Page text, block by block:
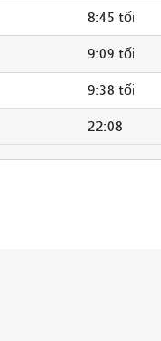
8:45 tối
9:09 tối
9:38 tối
22:08